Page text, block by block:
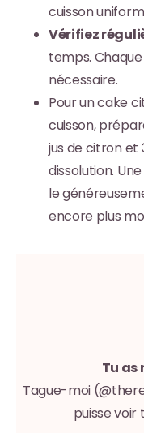
cuisson
Vérifiez
temps.
nécessaire.
Pour un cake
cuisson,
jus de citron et
dissolution.
le
encore plus
Tu as
Tague-moi
puisse voir